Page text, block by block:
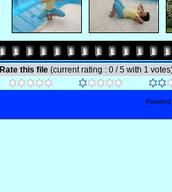
Rate this file (current rating : 0 / 5 with 1